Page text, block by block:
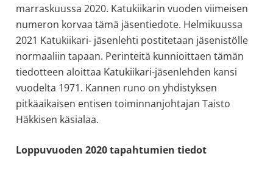
marraskuussa 2020. Katukiikarin vuoden viimeisen
numeron korvaa tämä jäsentiedote. Helmikuussa
2021 Katukiikari- jäsenlehti postitetaan jäsenistölle
normaaliin tapaan. Perinteitä kunnioittaen tämän
tiedotteen aloittaa Katukiikari-jäsenlehden kansi
vuodelta 1971. Kannen runo on yhdistyksen
pitkäaikaisen entisen toiminnanjohtajan Taisto
Häkkisen käsialaa.
Loppuvuoden 2020 tapahtumien tiedot